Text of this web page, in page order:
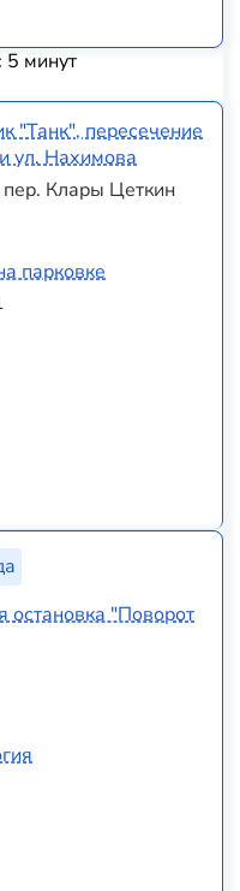
5 минут
"Танк", пересечение
ул. Нахимова
Клары Цеткин
парковке
остановка "Поворот